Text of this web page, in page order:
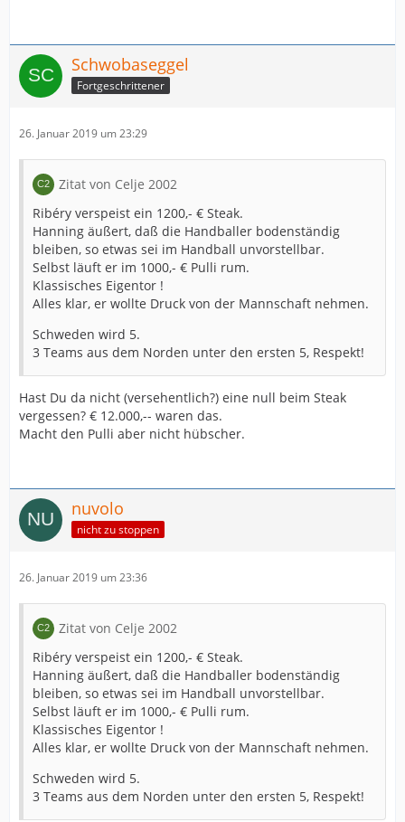
Schwobaseggel
Fortgeschrittener
26. Januar 2019 um 23:29
Zitat von Celje 2002
Ribéry verspeist ein 1200,- € Steak.
Hanning äußert, daß die Handballer bodenständig
bleiben, so etwas sei im Handball unvorstellbar.
Selbst läuft er im 1000,- € Pulli rum.
Klassisches Eigentor !
Alles klar, er wollte Druck von der Mannschaft nehmen.
Schweden wird 5.
3 Teams aus dem Norden unter den ersten 5, Respekt!
Hast Du da nicht (versehentlich?) eine null beim Steak
vergessen? € 12.000,-- waren das.
Macht den Pulli aber nicht hübscher.
nuvolo
nicht zu stoppen
26. Januar 2019 um 23:36
Zitat von Celje 2002
Ribéry verspeist ein 1200,- € Steak.
Hanning äußert, daß die Handballer bodenständig
bleiben, so etwas sei im Handball unvorstellbar.
Selbst läuft er im 1000,- € Pulli rum.
Klassisches Eigentor !
Alles klar, er wollte Druck von der Mannschaft nehmen.
Schweden wird 5.
3 Teams aus dem Norden unter den ersten 5, Respekt!